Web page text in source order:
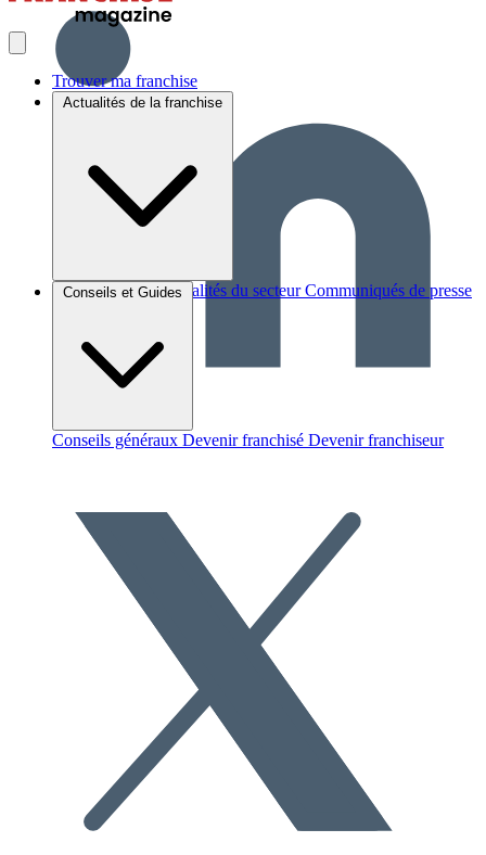
Trouver ma franchise
Actualités de la franchise
Brèves et actus Actualités du secteur Communiqués de presse
Conseils et Guides
Conseils généraux Devenir franchisé Devenir franchiseur